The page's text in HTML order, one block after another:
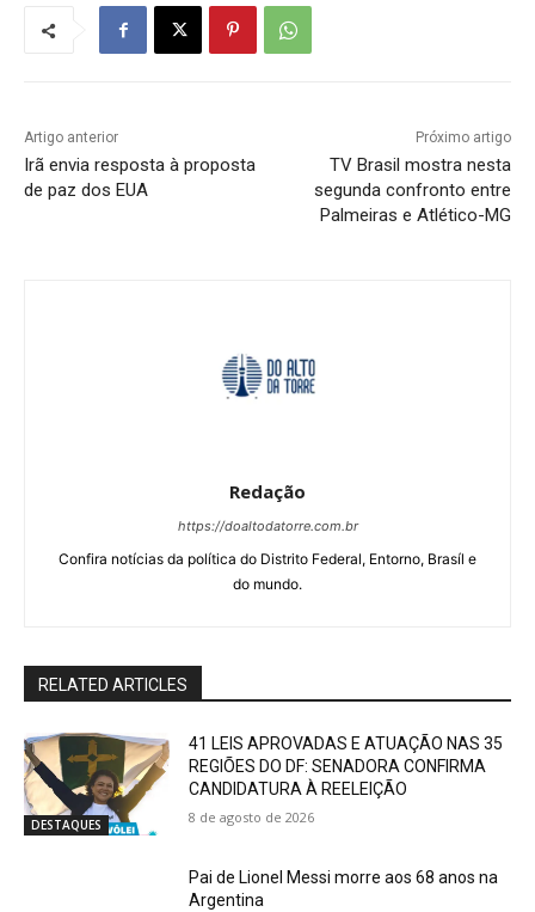
Artigo anterior
Irã envia resposta à proposta
de paz dos EUA
Próximo artigo
TV Brasil mostra nesta
segunda confronto entre
Palmeiras e Atlético-MG
Redação
https://doaltodatorre.com.br
Confira notícias da política do Distrito Federal, Entorno, Brasíl e
do mundo.
RELATED ARTICLES
DESTAQUES
41 LEIS APROVADAS E ATUAÇÃO NAS 35
REGIÕES DO DF: SENADORA CONFIRMA
CANDIDATURA À REELEIÇÃO
8 de agosto de 2026
Pai de Lionel Messi morre aos 68 anos na
Argentina